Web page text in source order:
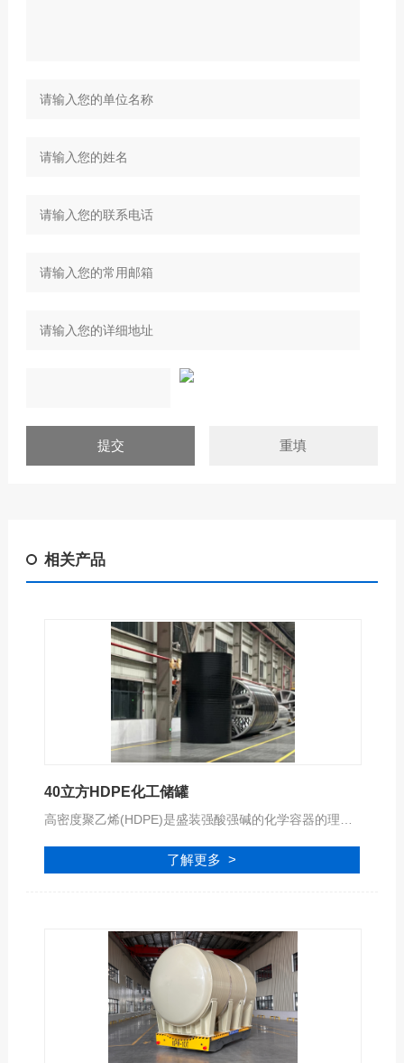
相关产品
40立方HDPE化工储罐
了解更多 >